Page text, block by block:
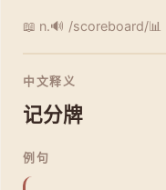
📖 n.🔊 /scoreboard/📊
中文释义
记分牌
例句